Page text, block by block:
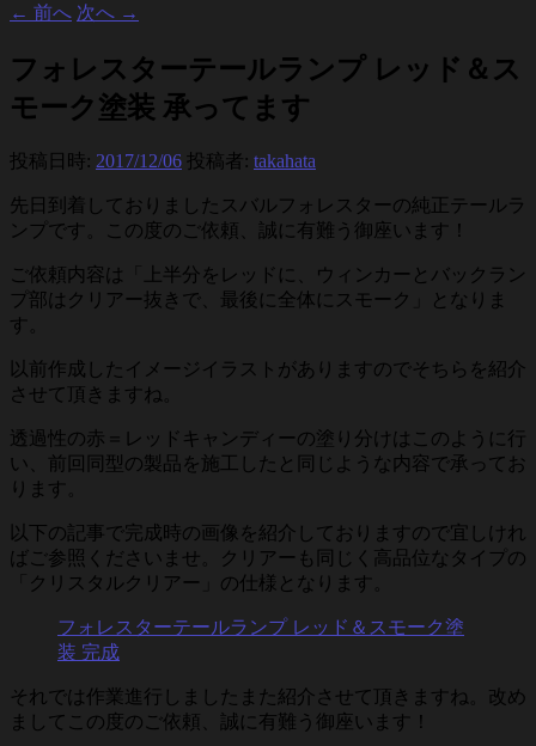
← 前へ 次へ →
フォレスターテールランプ レッド＆ス
モーク塗装 承ってます
投稿日時: 2017/12/06 投稿者: takahata
先日到着しておりましたスバルフォレスターの純正テールラ
ンプです。この度のご依頼、誠に有難う御座います！
ご依頼内容は「上半分をレッドに、ウィンカーとバックラン
プ部はクリアー抜きで、最後に全体にスモーク」となりま
す。
以前作成したイメージイラストがありますのでそちらを紹介
させて頂きますね。
透過性の赤＝レッドキャンディーの塗り分けはこのように行
い、前回同型の製品を施工したと同じような内容で承ってお
ります。
以下の記事で完成時の画像を紹介しておりますので宜しけれ
ばご参照くださいませ。クリアーも同じく高品位なタイプの
「クリスタルクリアー」の仕様となります。
フォレスターテールランプ レッド＆スモーク塗
装 完成
それでは作業進行しましたまた紹介させて頂きますね。改め
ましてこの度のご依頼、誠に有難う御座います！